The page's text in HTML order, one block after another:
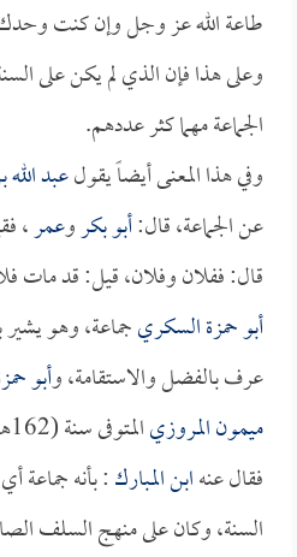
طاعة الله عز وجل وإن كنت
وعلى هذا فإن الذي لم يكن على
الجماعة مهما كثر عددهم.
وفي هذا المعنى أيضاً يقولعبد الله
عن الجماعة، قال:أبو بكروعمر،
قال: ففلان وفلان، قيل: قد مات
أبو حمزة السكريجماعة، وهو
عرف بالفضل والاستقامة، وأبو
ميمون المروزيالمتوفى سنة (162هـ)
فقال عنهابن المبارك: بأنه جماعة
السنة، وكان على منهج السلف